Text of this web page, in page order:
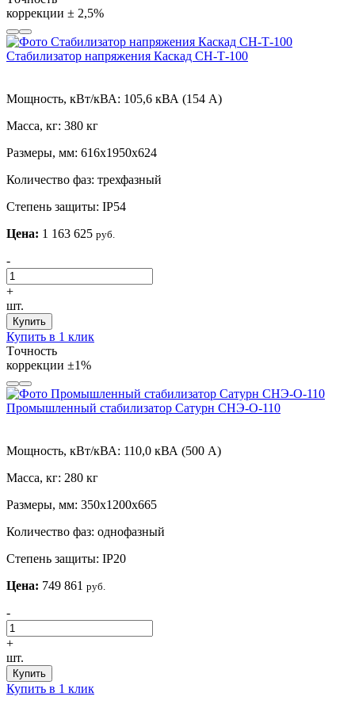
коррекции ± 2,5%
Стабилизатор напряжения Каскад СН-Т-100
Мощность, кВт/кВА: 105,6 кВА (154 А)
Масса, кг: 380 кг
Размеры, мм: 616х1950х624
Количество фаз: трехфазный
Степень защиты: IP54
Цена: 1 163 625 руб.
-
+
шт.
Купить
Купить в 1 клик
Tочность
коррекции ±1%
Промышленный стабилизатор Сатурн СНЭ-О-110
Мощность, кВт/кВА: 110,0 кВА (500 А)
Масса, кг: 280 кг
Размеры, мм: 350х1200х665
Количество фаз: однофазный
Степень защиты: IP20
Цена: 749 861 руб.
-
+
шт.
Купить
Купить в 1 клик